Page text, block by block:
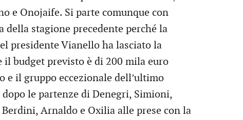
e Onojaife. Si parte comunque con
stagione precedente perché la
presidente Vianello ha lasciato la
budget previsto è di 200 mila euro
il gruppo eccezionale dell’ultimo
le partenze di Denegri, Simioni,
Arnaldo e Oxilia alle prese con la